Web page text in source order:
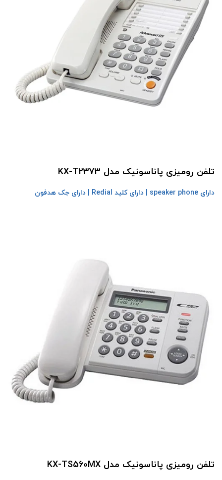
تلفن رومیزی پاناسونیک مدل KX-T2373
دارای speaker phone | دارای کلید Redial | دارای جک هدفون
تلفن رومیزی پاناسونیک مدل KX-TS560MX